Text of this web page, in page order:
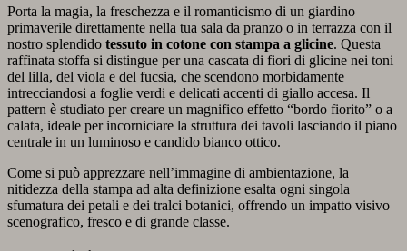
Porta la magia, la freschezza e il romanticismo di un giardino
primaverile direttamente nella tua sala da pranzo o in terrazza con il
nostro splendido tessuto in cotone con stampa a glicine. Questa
raffinata stoffa si distingue per una cascata di fiori di glicine nei toni
del lilla, del viola e del fucsia, che scendono morbidamente
intrecciandosi a foglie verdi e delicati accenti di giallo accesa. Il
pattern è studiato per creare un magnifico effetto “bordo fiorito” o a
calata, ideale per incorniciare la struttura dei tavoli lasciando il piano
centrale in un luminoso e candido bianco ottico.
Come si può apprezzare nell’immagine di ambientazione, la
nitidezza della stampa ad alta definizione esalta ogni singola
sfumatura dei petali e dei tralci botanici, offrendo un impatto visivo
scenografico, fresco e di grande classe.